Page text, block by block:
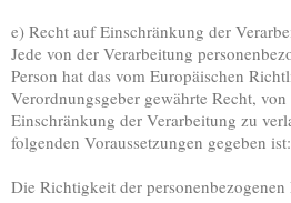
e) Recht auf Einschränkung der
Jede von der Verarbeitung
Person hat das vom Europäischen
Verordnungsgeber gewährte Recht,
Einschränkung der Verarbeitung zu
folgenden Voraussetzungen gegeben ist:
Die Richtigkeit der